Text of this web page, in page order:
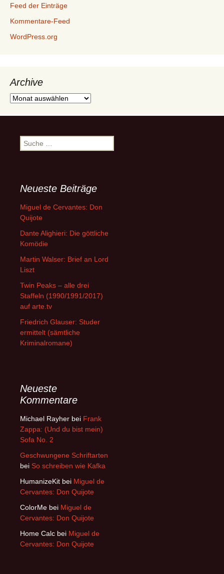
Feed der Einträge
Kommentare-Feed
WordPress.org
Archive
Archive
Suche
nach:
Neueste Beiträge
Miguel de Cervantes: Don
Quijote
Dante Alighieri: Die göttliche
Komödie
Martin Walser: Brief an Lord
Liszt
Twin Peaks – alle drei
Staffeln (1990/1991/2017)
auf arte.tv
Friedrich Glauser: Studer
ermittelt (sämtliche
Kriminalromane)
Neueste
Kommentare
Michael Rayher bei Frank
Zappa: (Und du bist mein)
Sofa No. 2
Geschwungene Schriftarten
bei So schreiben wie Kafka
HumanizeKit bei Miguel de
Cervantes: Don Quijote
ColorMe bei Miguel de
Cervantes: Don Quijote
Home Calc bei Miguel de
Cervantes: Don Quijote